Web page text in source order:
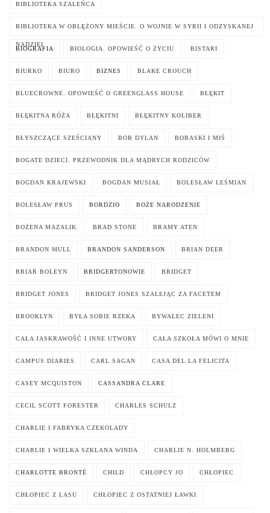
BIBLIOTEKA SZALEŃCA
BIBLIOTEKA W OBLĘŻONY MIEŚCIE. O WOJNIE W SYRII I ODZYSKANEJ
NADZIEI
BIOGRAFIA BIOLOGIA. OPOWIEŚĆ O ŻYCIU BISTARI
BIURKO BIURO BIZNES BLAKE CROUCH
BLUECROWNE. OPOWIEŚĆ O GREENGLASS HOUSE BŁĘKIT
BŁĘKITNA RÓŻA BŁĘKITNI BŁĘKITNY KOLIBER
BŁYSZCZĄCE SZEŚCIANY BOB DYLAN BOBASKI I MIŚ
BOGATE DZIECI. PRZEWODNIK DLA MĄDRYCH RODZICÓW
BOGDAN KRAJEWSKI BOGDAN MUSIAŁ BOLESŁAW LEŚMIAN
BOLESŁAW PRUS BORDZIO BOŻE NARODZENIE
BOŻENA MAZALIK BRAD STONE BRAMY ATEN
BRANDON MULL BRANDON SANDERSON BRIAN DEER
BRIAR BOLEYN BRIDGERTONOWIE BRIDGET
BRIDGET JONES BRIDGET JONES SZALEJĄC ZA FACETEM
BROOKLYN BYŁA SOBIE RZEKA BYWALEC ZIELENI
CAŁA JASKRAWOŚĆ I INNE UTWORY CAŁA SZKOŁA MÓWI O MNIE
CAMPUS DIARIES CARL SAGAN CASA DEL LA FELICITA
CASEY MCQUISTON CASSANDRA CLARE
CECIL SCOTT FORESTER CHARLES SCHULZ
CHARLIE I FABRYKA CZEKOLADY
CHARLIE I WIELKA SZKLANA WINDA CHARLIE N. HOLMBERG
CHARLOTTE BRONTË CHILD CHŁOPCY JO CHŁOPIEC
CHŁOPIEC Z LASU CHŁOPIEC Z OSTATNIEJ ŁAWKI